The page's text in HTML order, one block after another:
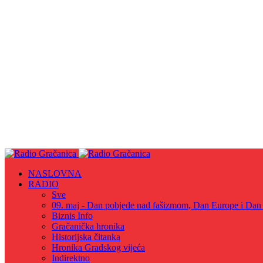
NASLOVNA
RADIO
Sve
09. maj - Dan pobjede nad fašizmom, Dan Europe i
Biznis Info
Gračanička hronika
Historijska čitanka
Hronika Gradskog vijeća
Indirektno